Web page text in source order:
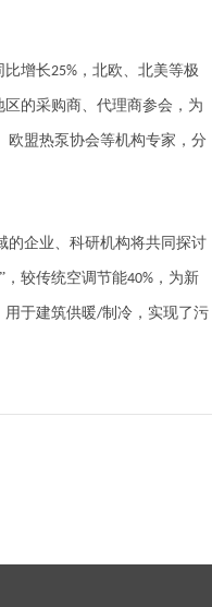
比增长25% ，北欧、北美等极
区的采购商、代理商参会，为
欧盟热泵协会等机构专家，分
的企业、科研机构将共同探讨
，较传统空调节能40% ，为新
用于建筑供暖/制冷，实现了污